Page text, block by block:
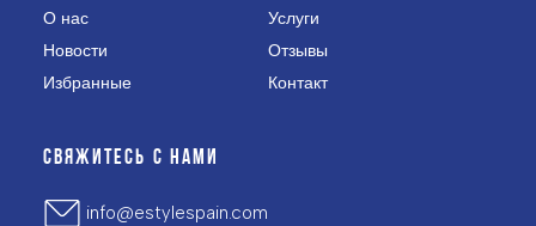
О нас
Услуги
Новости
Отзывы
Избранные
Контакт
СВЯЖИТЕСЬ С НАМИ
info@estylespain.com